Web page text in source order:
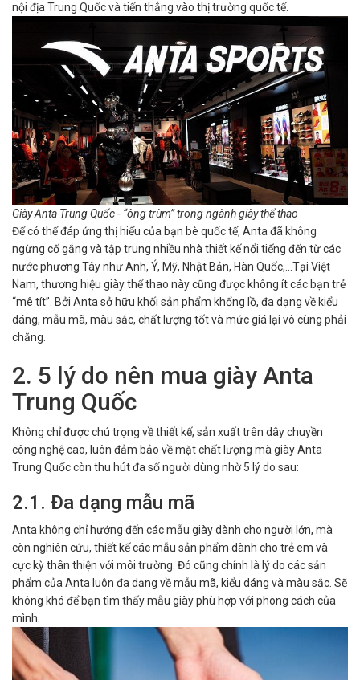
nội địa Trung Quốc và tiến thẳng vào thị trường quốc tế.
Giày Anta Trung Quốc - “ông trùm” trong ngành giày thể thao
Để có thể đáp ứng thị hiếu của bạn bè quốc tế, Anta đã không
ngừng cố gắng và tập trung nhiều nhà thiết kế nổi tiếng đến từ các
nước phương Tây như Anh, Ý, Mỹ, Nhật Bản, Hàn Quốc,...Tại Việt
Nam, thương hiệu giày thể thao này cũng được không ít các bạn trẻ
“mê tít”. Bởi Anta sở hữu khối sản phẩm khổng lồ, đa dạng về kiểu
dáng, mẫu mã, màu sắc, chất lượng tốt và mức giá lại vô cùng phải
chăng.
2. 5 lý do nên mua giày Anta
Trung Quốc
Không chỉ được chú trọng về thiết kế, sản xuất trên dây chuyền
công nghệ cao, luôn đảm bảo về mặt chất lượng mà giày Anta
Trung Quốc còn thu hút đa số người dùng nhờ 5 lý do sau:
2.1. Đa dạng mẫu mã
Anta không chỉ hướng đến các mẫu giày dành cho người lớn, mà
còn nghiên cứu, thiết kế các mẫu sản phẩm dành cho trẻ em và
cực kỳ thân thiện với môi trường. Đó cũng chính là lý do các sản
phẩm của Anta luôn đa dạng về mẫu mã, kiểu dáng và màu sắc. Sẽ
không khó để bạn tìm thấy mẫu giày phù hợp với phong cách của
mình.